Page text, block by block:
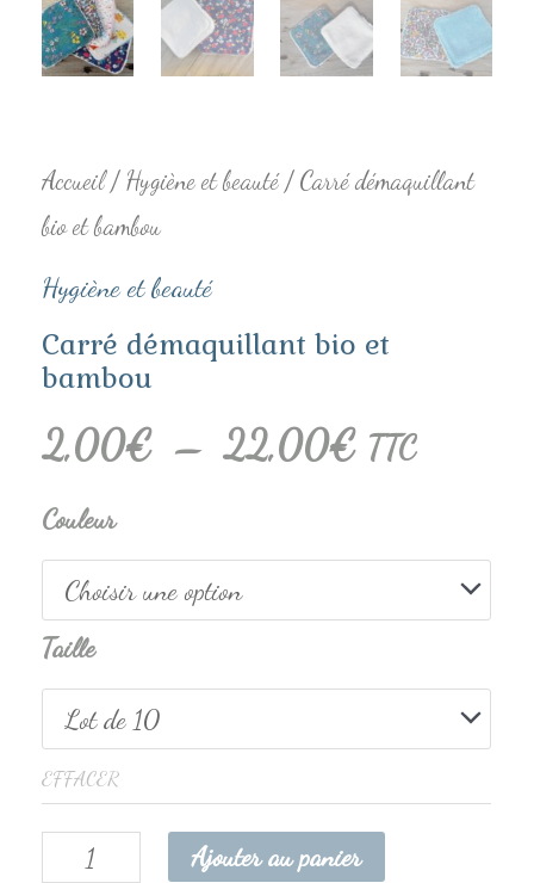
Accueil/ Hygiène et beauté/ Carré démaquillant
bio et bambou
Hygiène et beauté
Carré démaquillant bio et
bambou
2,00€ – 22,00€
22,00€
TTC
Couleur
Taille
EFFACER
Ajouter au panier